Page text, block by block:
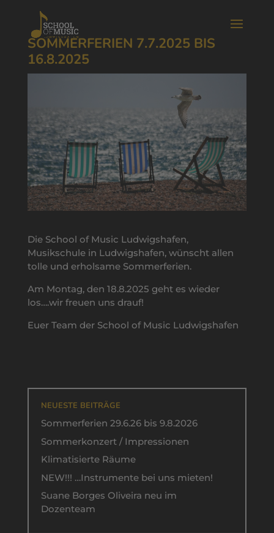
SOMMERFERIEN 7.7.2025 BIS
16.8.2025
Die School of Music Ludwigshafen,
Musikschule in Ludwigshafen, wünscht allen
tolle und erholsame Sommerferien.
Am Montag, den 18.8.2025 geht es wieder
los….wir freuen uns drauf!
Euer Team der School of Music Ludwigshafen
NEUESTE BEITRÄGE
Sommerferien 29.6.26 bis 9.8.2026
Sommerkonzert / Impressionen
Klimatisierte Räume
NEW!!! …Instrumente bei uns mieten!
Suane Borges Oliveira neu im
Dozenteam